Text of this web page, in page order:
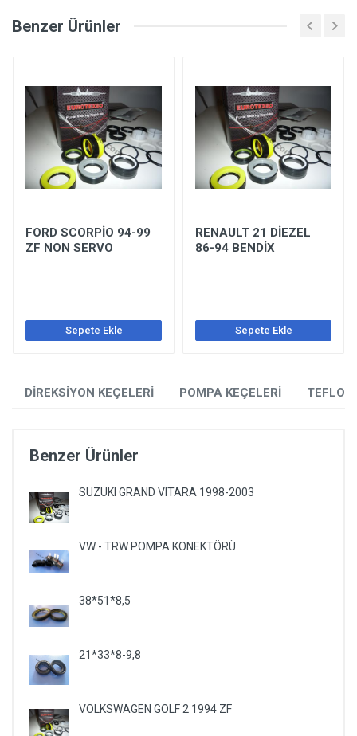
DİREKSİYON KEÇELERİ POMPA KEÇELERİ
Benzer Ürünler
SUZUKI GRAND VITARA 1998-2003
VW - TRW POMPA KONEKTÖRÜ
38*51*8,5
21*33*8-9,8
VOLKSWAGEN GOLF 2 1994 ZF
Benzer Ürünler
FORD SCORPİO 94-99
ZF NON SERVO
Sepete Ekle
RENAULT 21 DİEZEL
86-94 BENDİX
Sepete Ekle